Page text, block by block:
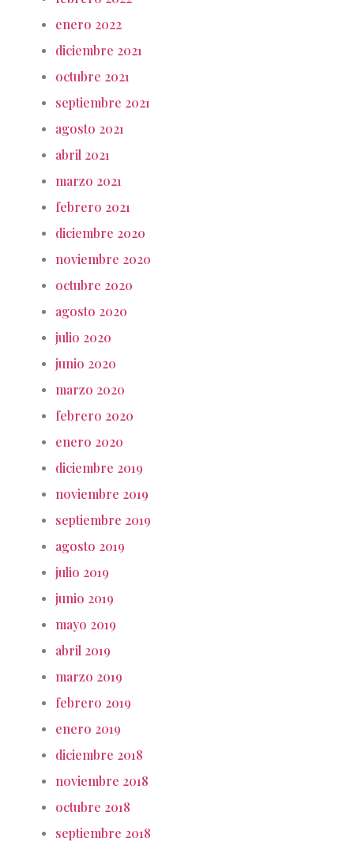
enero 2022
diciembre 2021
octubre 2021
septiembre 2021
agosto 2021
abril 2021
marzo 2021
febrero 2021
diciembre 2020
noviembre 2020
octubre 2020
agosto 2020
julio 2020
junio 2020
marzo 2020
febrero 2020
enero 2020
diciembre 2019
noviembre 2019
septiembre 2019
agosto 2019
julio 2019
junio 2019
mayo 2019
abril 2019
marzo 2019
febrero 2019
enero 2019
diciembre 2018
noviembre 2018
octubre 2018
septiembre 2018